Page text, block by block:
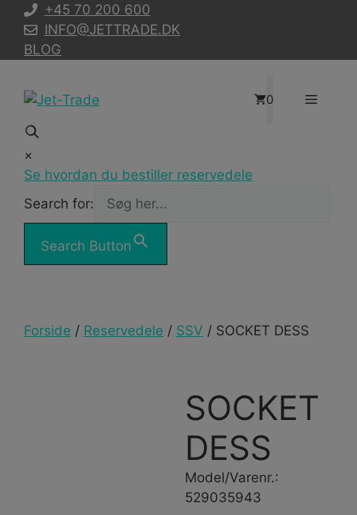
Hop
indhold
+45 70 200 600
INFO@JETTRADE.DK
BLOG
0 Menu
×
Se hvordan du bestiller reservedele
Search for:
Search Button
Forside / Reservedele / SSV / SOCKET DESS
SOCKET
DESS
Model/Varenr.:
529035943